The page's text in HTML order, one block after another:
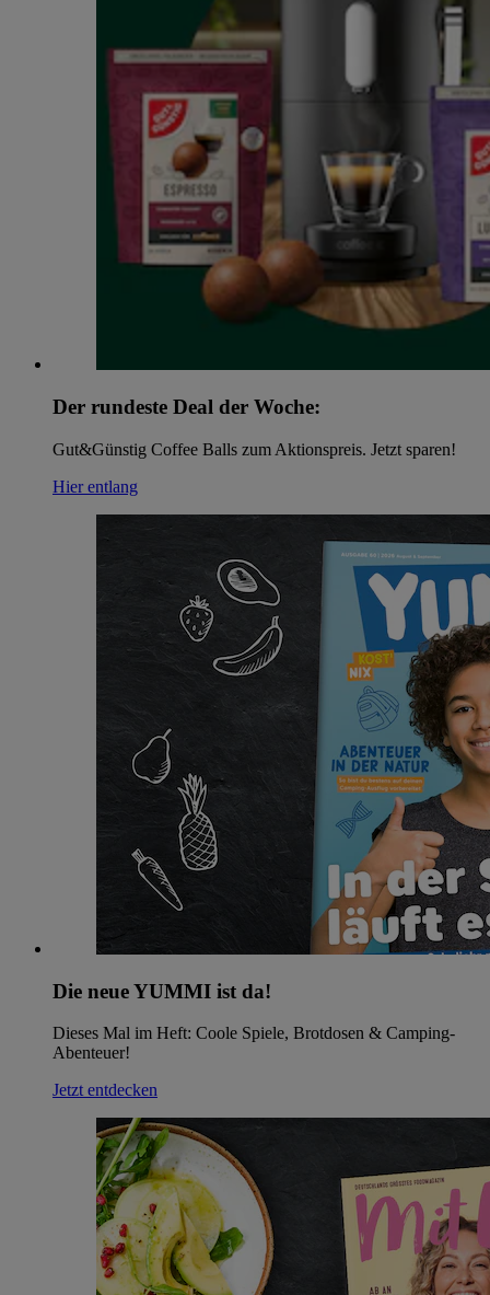
Der rundeste Deal der Woche:
Gut&Günstig Coffee Balls zum Aktionspreis. Jetzt sparen!
Hier entlang
Die neue YUMMI ist da!
Dieses Mal im Heft: Coole Spiele, Brotdosen & Camping-
Abenteuer!
Jetzt entdecken